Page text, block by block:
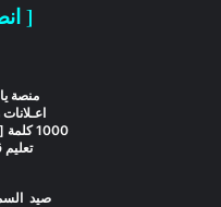
[
منصة
1000 كلمة [ الانجليزية للمبتدئين ]
تعليم
صيد